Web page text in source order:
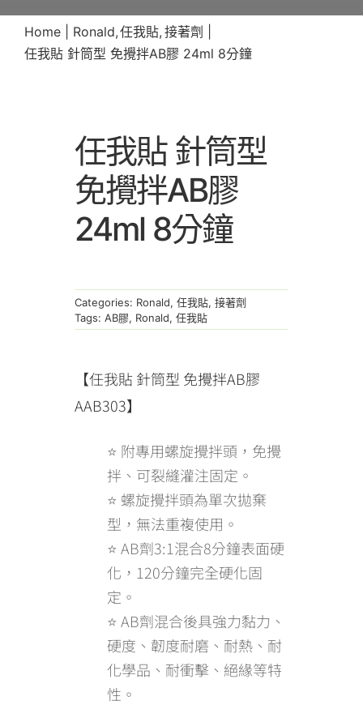
Home Ronald 任我貼 接著劑
任我貼 針筒型 免攪拌AB膠 24ml 8分鐘
任我貼 針筒型
免攪拌AB膠
24ml 8分鐘
Categories: Ronald,任我貼,接著劑
Tags:AB膠, Ronald,任我貼
【任我貼 針筒型 免攪拌AB膠
AAB303】
⭐ 附專用螺旋攪拌頭，免攪
拌、可裂縫灌注固定。
⭐ 螺旋攪拌頭為單次拋棄
型，無法重複使用。
⭐ AB劑3:1混合8分鐘表面硬
化，120分鐘完全硬化固
定。
⭐ AB劑混合後具強力黏力、
硬度、韌度耐磨、耐熱、耐
化學品、耐衝擊、絕緣等特
性。